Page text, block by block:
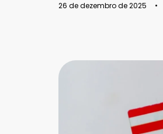
26 de dezembro de 2025 •